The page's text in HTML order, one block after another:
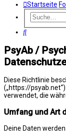
Startseite
Suche
PsyAb /
Diese Richtlinie
(„https://
verwendet, die
Umfang und Art
Deine Daten